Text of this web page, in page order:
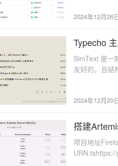
>item as $item) { if ($count >= $start_index && $count < $end_index) {
(string)$item->pubDate; // 转换时间（假设 RSS
要转换时区，请使
date('Y-m-d H:i:s',
'... <a href="' . $link .
'" target="_blank">查看原文</a>';
echo '<p>时间
$count++; } // 输出分页导航 echo '<div class="pagination">'; if ($page > 1) { echo '<a href="?
page=' . ($page - 1) . '">上一页</
操，先练习一
这题没得分。
可以过。下
2024年12月26
2024-12-20
Typecho
SimText 是一
友好的，且结
以优化。自己
https://
2024年12月20
2024-12-12
搭建
项目地址